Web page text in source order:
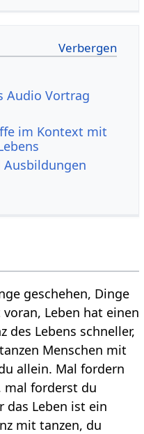
Der Tanz des Lebens‏‎ Audio Vortrag
im Kontext mit
Ausbildungen
geschehen, Dinge
Leben hat einen
des Lebens schneller,
Menschen mit
allein. Mal fordern
mal forderst du
das Leben ist ein
mit tanzen, du